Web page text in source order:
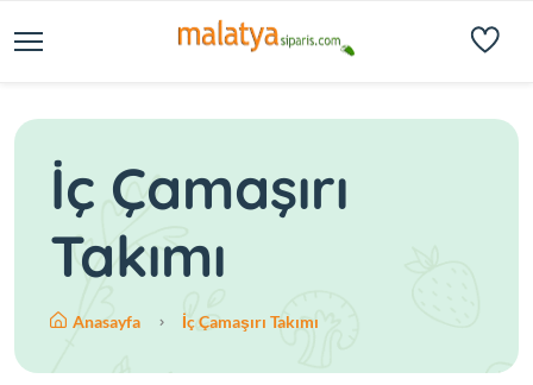
İç Çamaşırı
Takımı
Anasayfa İç Çamaşırı Takımı